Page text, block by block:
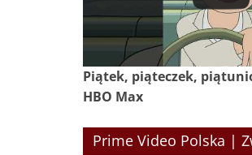
Piątek, piąteczek,
HBO Max
Prime Video Polska |